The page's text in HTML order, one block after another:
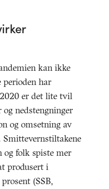
kan ikke
perioden har
er det lite tvil
nedstengninger
og omsetning av
og folk spiste mer
produsert i
(SSB,